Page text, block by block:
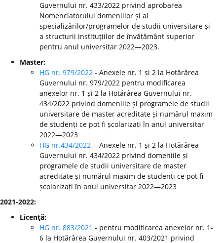
Guvernului nr. 433/2022 privind aprobarea
Nomenclatorului domeniilor și al
specializărilor/programelor de studii universitare și
a structurii instituțiilor de învățământ superior
pentru anul universitar 2022—2023.
Master:
HG nr. 979/2022 - Anexele nr. 1 și 2 la Hotărârea
Guvernului nr. 979/2022 pentru modificarea
anexelor nr. 1 și 2 la Hotărârea Guvernului nr.
434/2022 privind domeniile și programele de studii
universitare de master acreditate și numărul maxim
de studenți ce pot fi școlarizați în anul universitar
2022—2023
HG nr.434/2022 - Anexele nr. 1 și 2 la Hotărârea
Guvernului nr. 434/2022 privind domeniile și
programele de studii universitare de master
acreditate și numărul maxim de studenți ce pot fi
școlarizați în anul universitar 2022—2023
2021-2022:
Licenţă:
HG nr. 883/2021 - pentru modificarea anexelor nr. 1-
6 la Hotărârea Guvernului nr. 403/2021 privind